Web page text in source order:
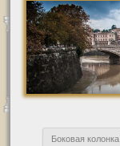
Боковая колонка